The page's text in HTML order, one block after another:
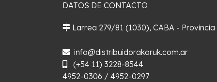
DATOS DE CONTACTO
Larrea 279/81 (1030), CABA - Provincia
info@distribuidorakoruk.com.ar
(+54 11) 3228-8544
4952-0306 / 4952-0297